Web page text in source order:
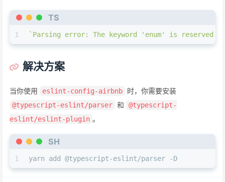
TS
1 `Parsing error: The keyword 'enum' is reserved
解决方案
当你使用 eslint-config-airbnb 时，你需要安装
@typescript-eslint/parser 和
@typescript-
eslint/eslint-plugin 。
SH
1 yarn add @typescript-eslint/parser -D